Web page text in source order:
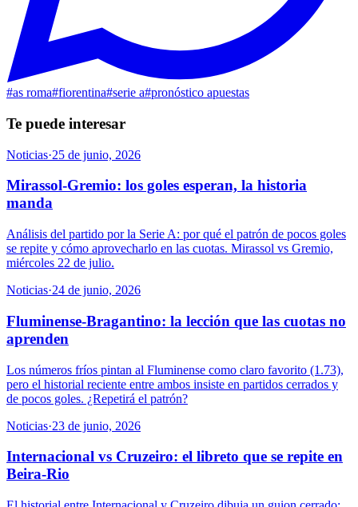
#as roma#fiorentina#serie a#pronóstico apuestas
Te puede interesar
Noticias·25 de junio, 2026
Mirassol-Gremio: los goles esperan, la historia
manda
Análisis del partido por la Serie A: por qué el patrón de pocos goles
se repite y cómo aprovecharlo en las cuotas. Mirassol vs Gremio,
miércoles 22 de julio.
Noticias·24 de junio, 2026
Fluminense-Bragantino: la lección que las cuotas no
aprenden
Los números fríos pintan al Fluminense como claro favorito (1.73),
pero el historial reciente entre ambos insiste en partidos cerrados y
de pocos goles. ¿Repetirá el patrón?
Noticias·23 de junio, 2026
Internacional vs Cruzeiro: el libreto que se repite en
Beira-Rio